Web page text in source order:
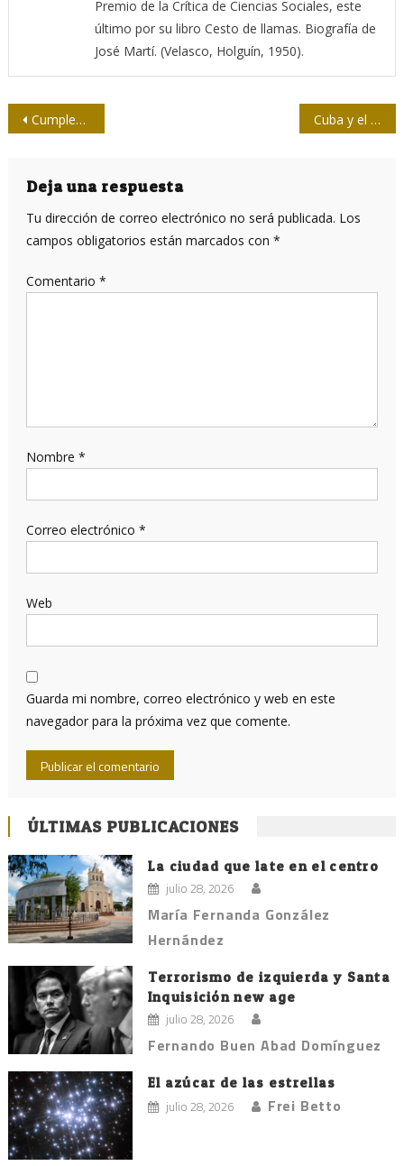
Premio de la Crítica de Ciencias Sociales, este
último por su libro Cesto de llamas. Biografía de
José Martí. (Velasco, Holguín, 1950).
Navegación
entradas
Cumpleaños y alianzas Cuba y el protagonismo de la mujer
Deja una respuesta
Tu dirección de correo electrónico no será publicada. Los
campos obligatorios están marcados con *
Comentario *
Nombre *
Correo electrónico *
Web
Guarda mi nombre, correo electrónico y web en este
navegador para la próxima vez que comente.
ÚLTIMAS PUBLICACIONES
La ciudad que late en el centro
julio 28, 2026
María Fernanda González
Hernández
Terrorismo de izquierda y Santa
Inquisición new age
julio 28, 2026
Fernando Buen Abad Domínguez
El azúcar de las estrellas
julio 28, 2026 Frei Betto